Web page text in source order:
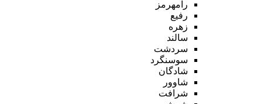
رامهرمز
رفیع
زهره
سالند
سردشت
سوسنگرد
شادگان
شاوور
شرافت